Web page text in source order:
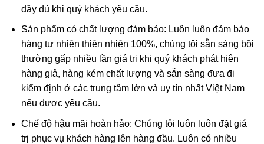
Ametit tổng hợp rất giống với ametit chất lượng cao. Các
đặc điểm hóa học và vật lý đều rất giống với ametit tự
nhiên nên rất khó phân biệt một cách chính xác trừ khi
dùng những thử nghiệm đá quý học cao cấp tốn kém. Thử
nghiệm dựa trên quy luật sinh đôi tên “Brazil law twinning”
(một dạng của thạch anh sinh đôi, khi đó cấu trúc thạch
anh phải và trái được liên kết tạo thành một tinh thể duy
nhấtđược sử dụng để xác định ametit tổng hợp sẽ dễ
dàng hơn. Tuy nhiên về mặc lý thuyết, người ta có thể tạo
đầy đủ khi quý khách yêu cầu.
Sản phẩm có chất lượng đảm bảo: Luôn luôn đảm bảo
hàng tự nhiên thiên nhiên 100%, chúng tôi sẵn sàng bồi
thường gấp nhiều lần giá trị khi quý khách phát hiện
hàng giả, hàng kém chất lượng và sẵn sàng đưa đi
kiểm định ở các trung tâm lớn và uy tín nhất Việt Nam
nếu được yêu cầu.
Chế độ hậu mãi hoàn hảo: Chúng tôi luôn luôn đặt giá
trị phục vụ khách hàng lên hàng đầu. Luôn có nhiều